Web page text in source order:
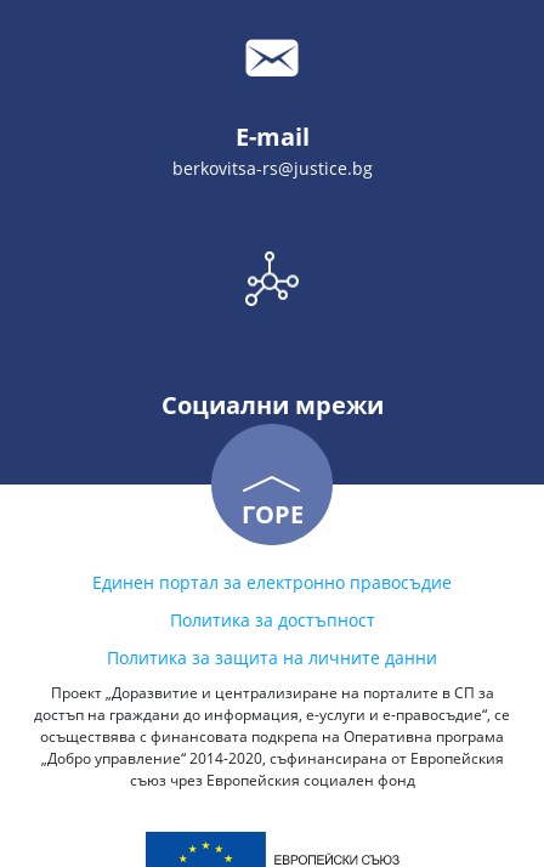
E-mail
berkovitsa-rs@justice.bg
Социални мрежи
ГОРЕ
Единен портал за електронно правосъдие
Политика за достъпност
Политика за защита на личните данни
Проект „Доразвитие и централизиране на порталите в СП за
достъп на граждани до информация, е-услуги и е-правосъдие“, се
осъществява с финансовата подкрепа на Оперативна програма
„Добро управление“ 2014-2020, съфинансирана от Европейския
съюз чрез Европейския социален фонд